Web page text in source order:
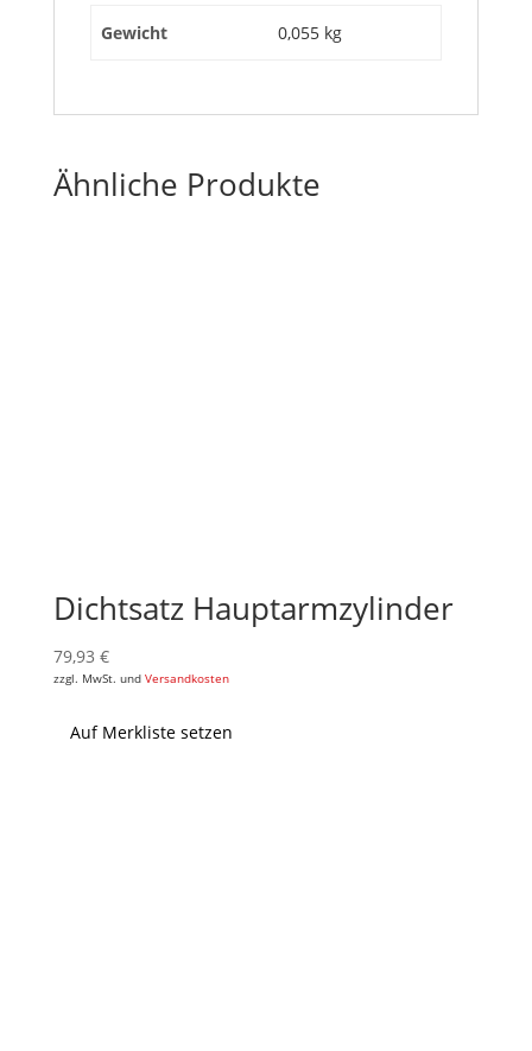
Gewicht 0,055 kg
Ähnliche Produkte
Dichtsatz Hauptarmzylinder
79,93 €
zzgl. MwSt. und Versandkosten
Auf Merkliste setzen